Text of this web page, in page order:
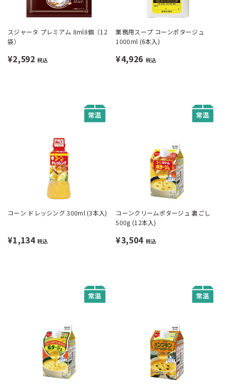
スジャータ プレミアム 8ml8個（12
袋）
¥2,592 税込
業務用スープ コーンポタージュ
1000ml (6本入)
¥4,926 税込
コーン ドレッシング 300ml (3本入)
¥1,134 税込
コーンクリームポタージュ 裏ごし
500g (12本入)
¥3,504 税込